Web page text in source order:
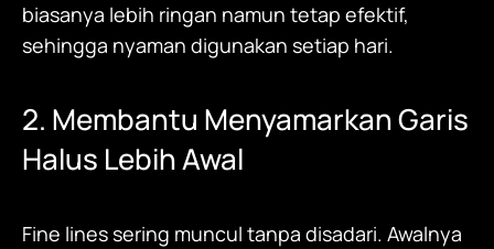
biasanya lebih ringan namun tetap efektif,
sehingga nyaman digunakan setiap hari.
2. Membantu Menyamarkan Garis
Halus Lebih Awal
Fine lines sering muncul tanpa disadari. Awalnya